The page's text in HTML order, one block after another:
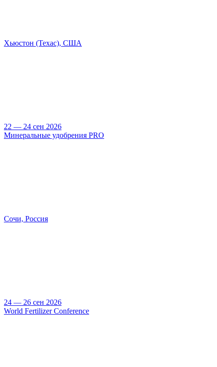
Хьюстон (Техас), США
22 — 24 сен 2026
Минеральные удобрения PRO
Сочи, Россия
24 — 26 сен 2026
World Fertilizer Conference